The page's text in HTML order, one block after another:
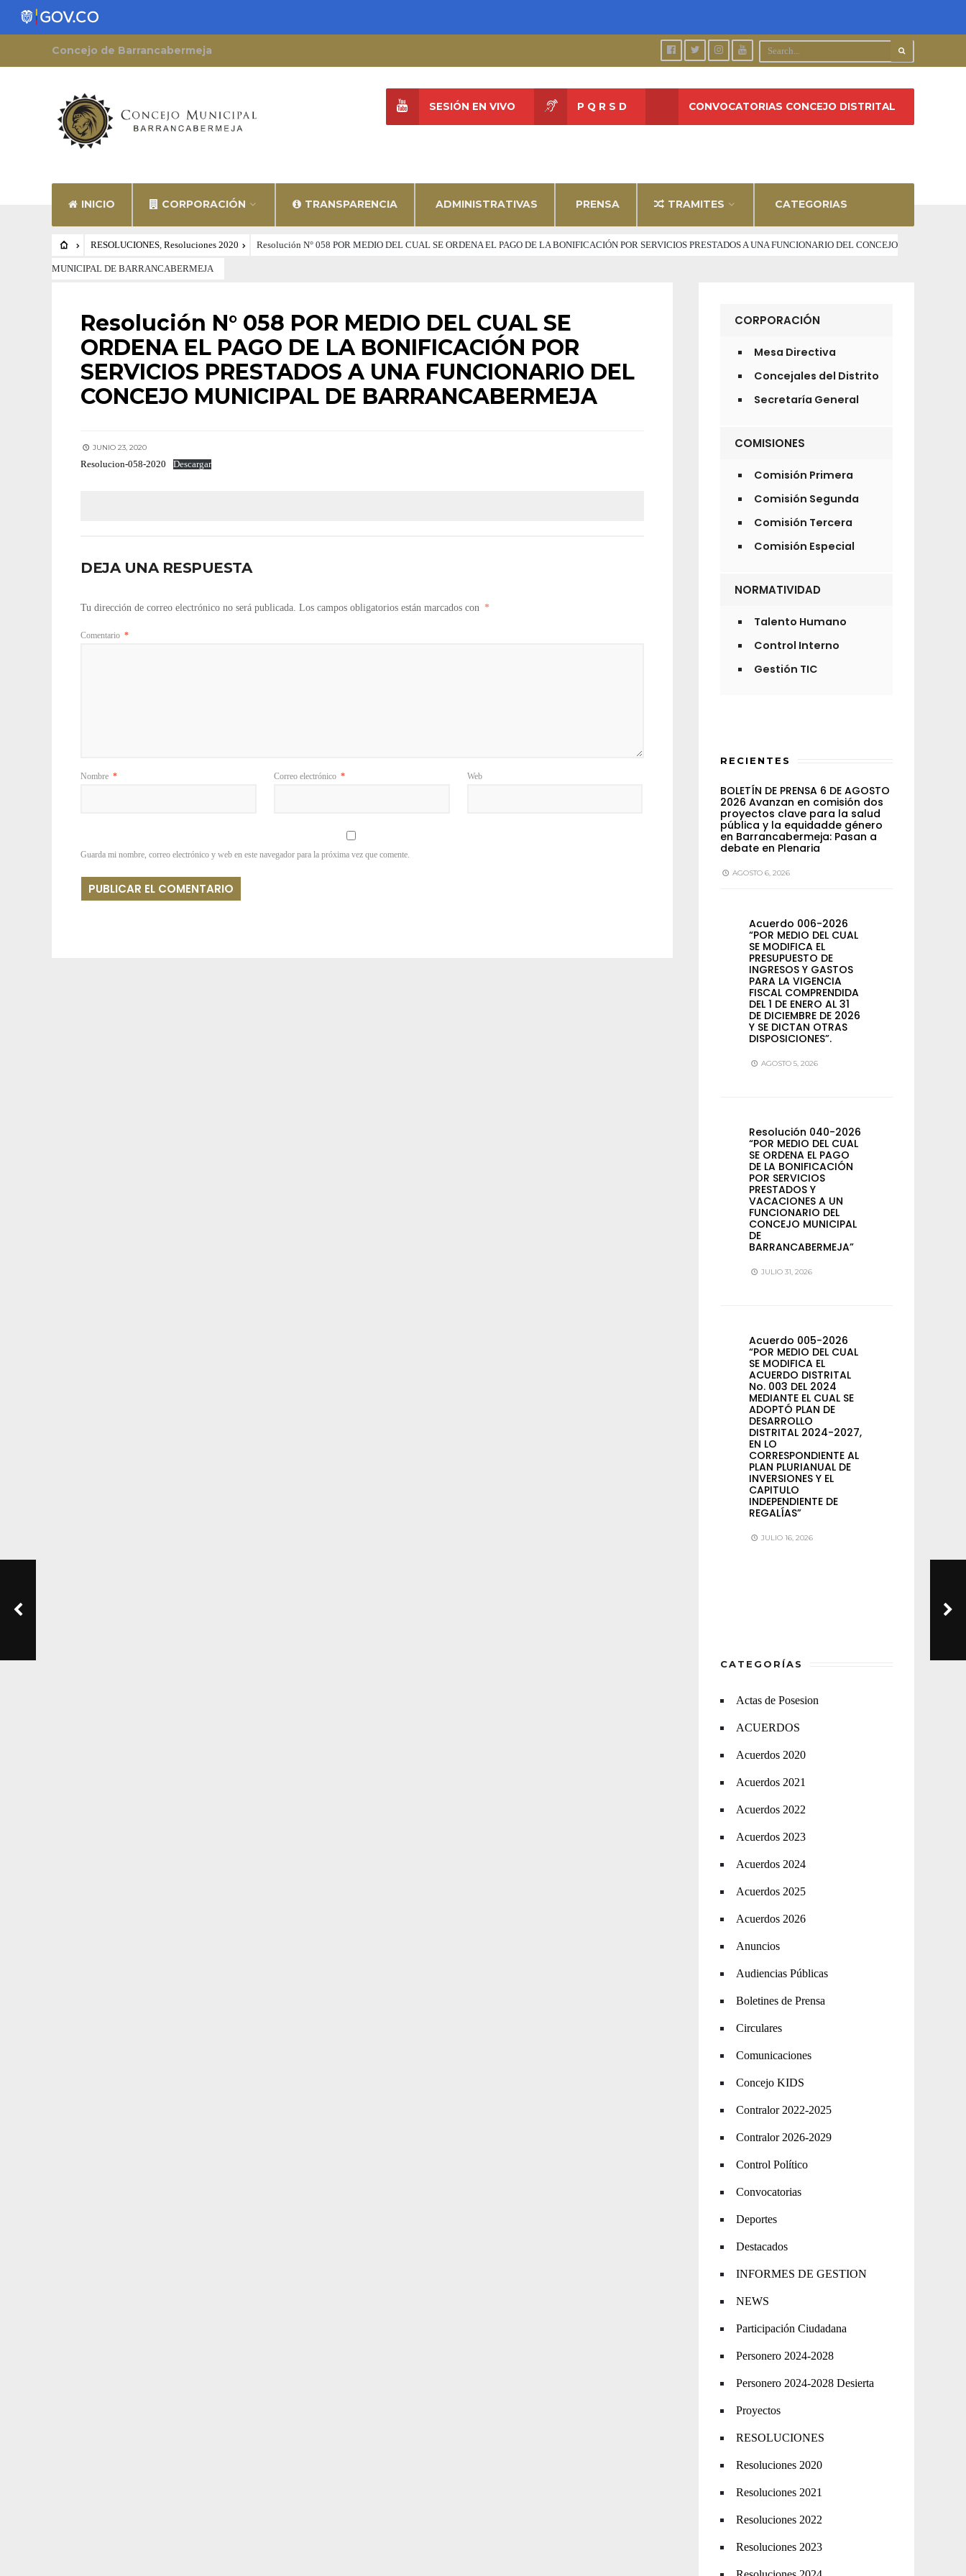
Concejo de Barrancabermeja
INICIO CORPORACIÓN TRANSPARENCIA ADMINISTRATIVAS PRENSA TRAMITES CATEGORIAS
SESIÓN EN VIVO P Q R S D CONVOCATORIAS CONCEJO DISTRITAL
RESOLUCIONES, Resoluciones 2020 Resolución N° 058 POR MEDIO DEL CUAL SE ORDENA EL PAGO DE LA BONIFICACIÓN POR SERVICIOS PRESTADOS A UNA FUNCIONARIO DEL CONCEJO
MUNICIPAL DE BARRANCABERMEJA
RESOLUCIONES•RESOLUCIONES 2020
Resolución N° 058 POR MEDIO DEL CUAL SE
ORDENA EL PAGO DE LA BONIFICACIÓN POR
SERVICIOS PRESTADOS A UNA FUNCIONARIO DEL
CONCEJO MUNICIPAL DE BARRANCABERMEJA
JUNIO 23, 2020
Resolucion-058-2020 Descargar
DEJA UNA RESPUESTA
Tu dirección de correo electrónico no será publicada. Los campos obligatorios están marcados con *
Comentario *
Nombre * Correo electrónico * Web
Guarda mi nombre, correo electrónico y web en este navegador para la próxima vez que comente.
CORPORACIÓN
Mesa Directiva
Concejales del Distrito
Secretaría General
COMISIONES
Comisión Primera
Comisión Segunda
Comisión Tercera
Comisión Especial
NORMATIVIDAD
Talento Humano
Control Interno
Gestión TIC
RECIENTES
BOLETÍN DE PRENSA 6 DE AGOSTO
2026 Avanzan en comisión dos
proyectos clave para la salud
pública y la equidadde género
en Barrancabermeja: Pasan a
debate en Plenaria
AGOSTO 6, 2026
Acuerdo 006-2026
“POR MEDIO DEL CUAL
SE MODIFICA EL
PRESUPUESTO DE
INGRESOS Y GASTOS
PARA LA VIGENCIA
FISCAL COMPRENDIDA
DEL 1 DE ENERO AL 31
DE DICIEMBRE DE 2026
Y SE DICTAN OTRAS
DISPOSICIONES”.
AGOSTO 5, 2026
Resolución 040-2026
“POR MEDIO DEL CUAL
SE ORDENA EL PAGO
DE LA BONIFICACIÓN
POR SERVICIOS
PRESTADOS Y
VACACIONES A UN
FUNCIONARIO DEL
CONCEJO MUNICIPAL
DE
BARRANCABERMEJA”
JULIO 31, 2026
Acuerdo 005-2026
“POR MEDIO DEL CUAL
SE MODIFICA EL
ACUERDO DISTRITAL
No. 003 DEL 2024
MEDIANTE EL CUAL SE
ADOPTÓ PLAN DE
DESARROLLO
DISTRITAL 2024-2027,
EN LO
CORRESPONDIENTE AL
PLAN PLURIANUAL DE
INVERSIONES Y EL
CAPITULO
INDEPENDIENTE DE
REGALÍAS”
JULIO 16, 2026
CATEGORÍAS
Actas de Posesion
ACUERDOS
Acuerdos 2020
Acuerdos 2021
Acuerdos 2022
Acuerdos 2023
Acuerdos 2024
Acuerdos 2025
Acuerdos 2026
Anuncios
Audiencias Públicas
Boletines de Prensa
Circulares
Comunicaciones
Concejo KIDS
Contralor 2022-2025
Contralor 2026-2029
Control Político
Convocatorias
Deportes
Destacados
INFORMES DE GESTION
NEWS
Participación Ciudadana
Personero 2024-2028
Personero 2024-2028 Desierta
Proyectos
RESOLUCIONES
Resoluciones 2020
Resoluciones 2021
Resoluciones 2022
Resoluciones 2023